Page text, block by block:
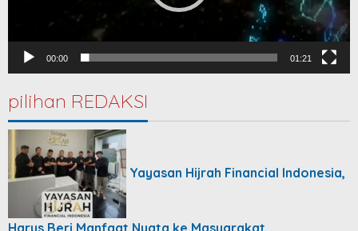
00:00 01:21
pilihan REDAKSI
Yayasan Hijrah Financial Indonesia,